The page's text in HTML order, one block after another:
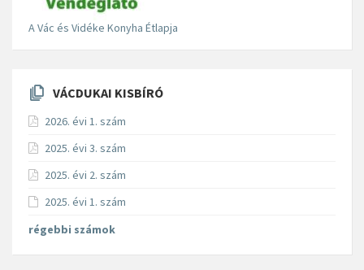
A Vác és Vidéke Konyha Étlapja
VÁCDUKAI KISBÍRÓ
2026. évi 1. szám
2025. évi 3. szám
2025. évi 2. szám
2025. évi 1. szám
régebbi számok